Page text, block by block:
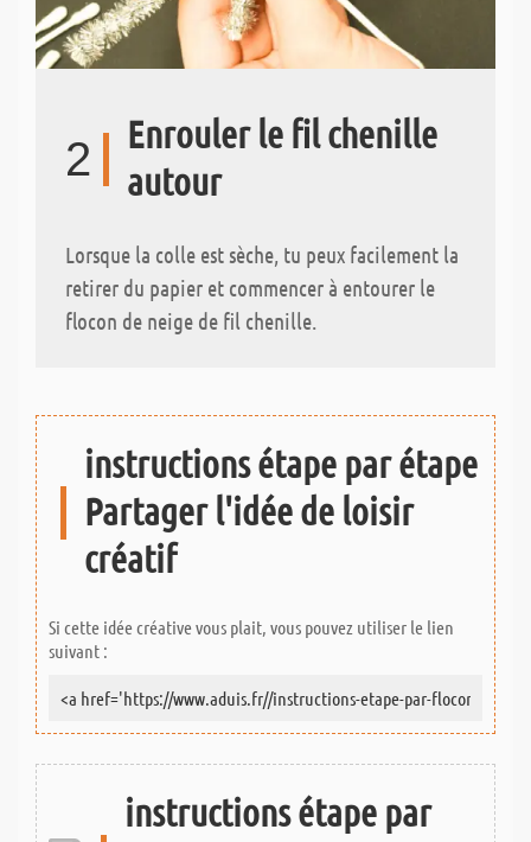
2
Enrouler le fil chenille
autour
Lorsque la colle est sèche, tu peux facilement la
retirer du papier et commencer à entourer le
flocon de neige de fil chenille.
instructions étape par étape
Partager l'idée de loisir
créatif
Si cette idée créative vous plait, vous pouvez utiliser le lien
suivant :
instructions étape par